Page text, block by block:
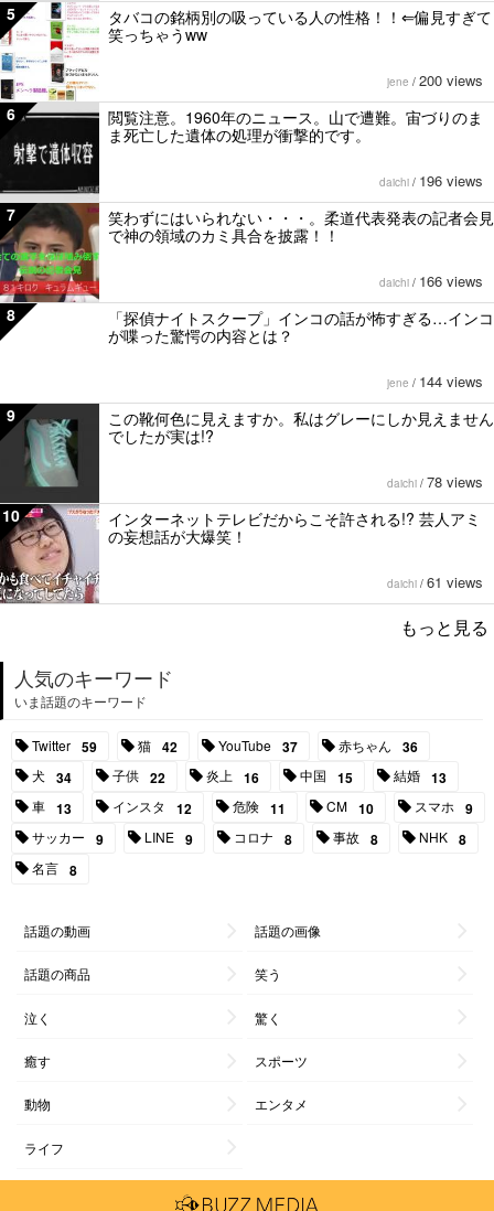
5
タバコの銘柄別の吸っている人の性格！！⇐偏見すぎて
笑っちゃうww
jene / 200 views
6
閲覧注意。1960年のニュース。山で遭難。宙づりのま
ま死亡した遺体の処理が衝撃的です。
daichi / 196 views
7
笑わずにはいられない・・・。柔道代表発表の記者会見
で神の領域のカミ具合を披露！！
daichi / 166 views
8
「探偵ナイトスクープ」インコの話が怖すぎる…インコ
が喋った驚愕の内容とは？
jene / 144 views
9
この靴何色に見えますか。私はグレーにしか見えません
でしたが実は!?
daichi / 78 views
10
インターネットテレビだからこそ許される!? 芸人アミ
の妄想話が大爆笑！
daichi / 61 views
もっと見る
人気のキーワード
いま話題のキーワード
Twitter 59 猫 42 YouTube 37 赤ちゃん 36
犬 34 子供 22 炎上 16 中国 15 結婚 13
車 13 インスタ 12 危険 11 CM 10 スマホ 9
サッカー 9 LINE 9 コロナ 8 事故 8 NHK 8
名言 8
話題の動画 話題の画像
話題の商品 笑う
泣く 驚く
癒す スポーツ
動物 エンタメ
ライフ